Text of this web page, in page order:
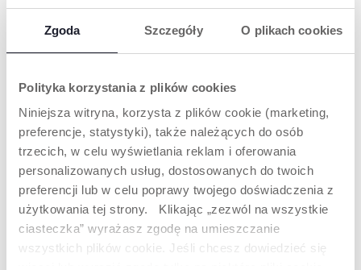
Zgoda Szczegóły O plikach cookies
Polityka korzystania z plików cookies
Niniejsza witryna, korzysta z plików cookie (marketing,
preferencje, statystyki), także należących do osób
trzecich, w celu wyświetlania reklam i oferowania
personalizowanych usług, dostosowanych do twoich
preferencji lub w celu poprawy twojego doświadczenia z
użytkowania tej strony. Klikając „zezwól na wszystkie
ciasteczka” wyrażasz zgodę na umieszczanie
wszystkich plików cookie. Jeśli chcesz dowiedzieć się
zrównoważonych
produktów Chicco,
zaprojektowanych i
stworzonych z myślą
w którym będą
dorastać. Chcemy
działać z szacunkiem
dla ludzi i środowiska,
podejmując konkretne
działania, aby
wspólnie budować
lepszy świat.
75% z przetworzonego
plastiku, część linii
ECO+, która
odzwierciedla
Chicco w
odpowiedzialne
działanie na rzecz
dzieci i środowiska, w
którym będą dorastać